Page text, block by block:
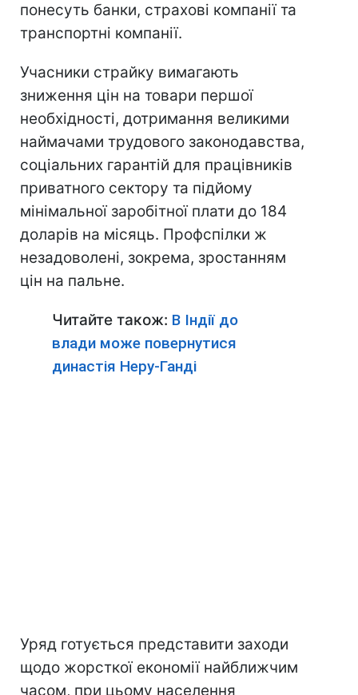
понесуть банки, страхові компанії та
транспортні компанії.
Учасники страйку вимагають
зниження цін на товари першої
необхідності, дотримання великими
наймачами трудового законодавства,
соціальних гарантій для працівників
приватного сектору та підйому
мінімальної заробітної плати до 184
доларів на місяць. Профспілки ж
незадоволені, зокрема, зростанням
цін на пальне.
Читайте також: В Індії до
влади може повернутися
династія Неру-Ганді
Уряд готується представити заходи
щодо жорсткої економії найближчим
часом, при цьому населення